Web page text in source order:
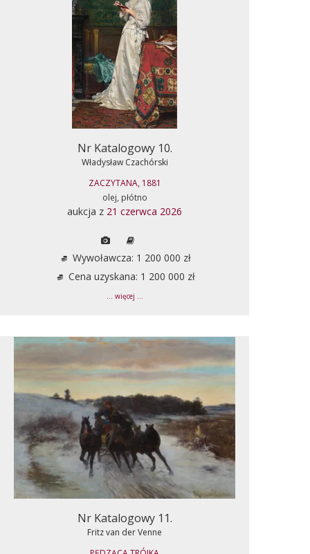
Nr Katalogowy 10.
Władysław Czachórski
ZACZYTANA, 1881
olej, płótno
aukcja z 21 czerwca 2026
Wywoławcza: 1 200 000 zł
Cena uzyskana: 1 200 000 zł
... więcej ...
Nr Katalogowy 11.
Fritz van der Venne